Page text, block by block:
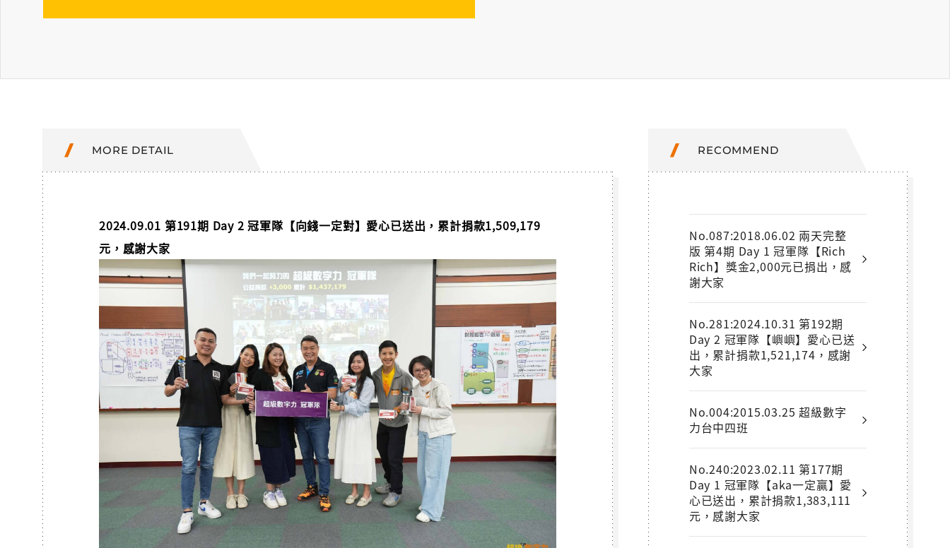
MORE DETAIL
2024.09.01 第191期 Day 2 冠軍隊【向錢一定對】愛心已送出，累計捐款1,509,179
元，感謝大家
RECOMMEND
No.087:2018.06.02 兩天完整
版 第4期 Day 1 冠軍隊【Rich
Rich】獎金2,000元已捐出，感
謝大家
No.281:2024.10.31 第192期
Day 2 冠軍隊【嶼嶼】愛心已送
出，累計捐款1,521,174，感謝
大家
No.004:2015.03.25 超級數字
力台中四班
No.240:2023.02.11 第177期
Day 1 冠軍隊【aka一定贏】愛
心已送出，累計捐款1,383,111
元，感謝大家